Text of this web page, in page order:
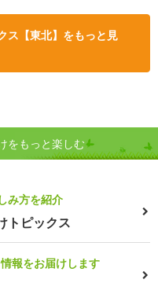
ス【東北】をもっと見
をもっと楽しむ
み方を紹介
トピックス
報をお届けします